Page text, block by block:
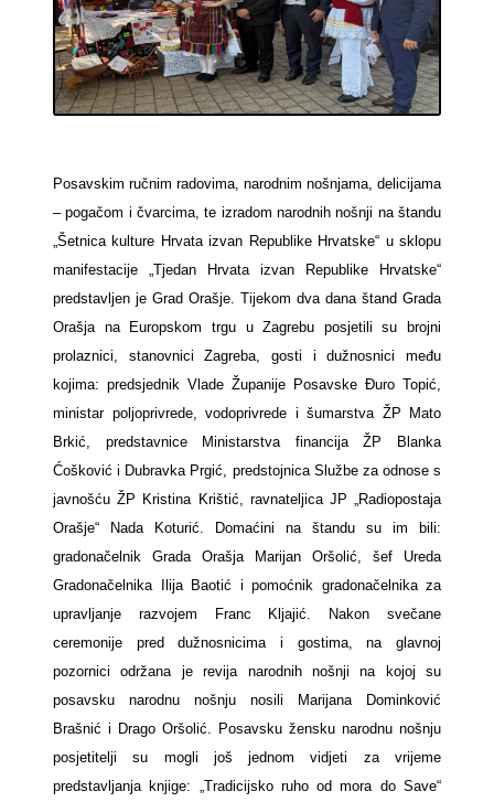
Posavskim ručnim radovima, narodnim nošnjama, delicijama
– pogačom i čvarcima, te izradom narodnih nošnji na štandu
„Šetnica kulture Hrvata izvan Republike Hrvatske“ u sklopu
manifestacije „Tjedan Hrvata izvan Republike Hrvatske“
predstavljen je Grad Orašje. Tijekom dva dana štand Grada
Orašja na Europskom trgu u Zagrebu posjetili su brojni
prolaznici, stanovnici Zagreba, gosti i dužnosnici među
kojima: predsjednik Vlade Županije Posavske Đuro Topić,
ministar poljoprivrede, vodoprivrede i šumarstva ŽP Mato
Brkić, predstavnice Ministarstva financija ŽP Blanka
Ćošković i Dubravka Prgić, predstojnica Službe za odnose s
javnošću ŽP Kristina Krištić, ravnateljica JP „Radiopostaja
Orašje“ Nada Koturić. Domaćini na štandu su im bili:
gradonačelnik Grada Orašja Marijan Oršolić, šef Ureda
Gradonačelnika Ilija Baotić i pomoćnik gradonačelnika za
upravljanje razvojem Franc Kljajić. Nakon svečane
ceremonije pred dužnosnicima i gostima, na glavnoj
pozornici održana je revija narodnih nošnji na kojoj su
posavsku narodnu nošnju nosili Marijana Dominković
Brašnić i Drago Oršolić. Posavsku žensku narodnu nošnju
posjetitelji su mogli još jednom vidjeti za vrijeme
predstavljanja knjige: „Tradicijsko ruho od mora do Save“